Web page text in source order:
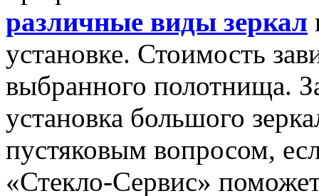
различные виды зеркал
установке. Стоимость
выбранного полотнища.
установка большого
пустяковым вопросом,
«Стекло-Сервис»